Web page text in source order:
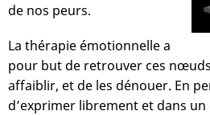
de nos peurs.
La thérapie émotionnelle a
pour but de retrouver ces
affaiblir, et de les dénouer. En
d’exprimer librement et dans